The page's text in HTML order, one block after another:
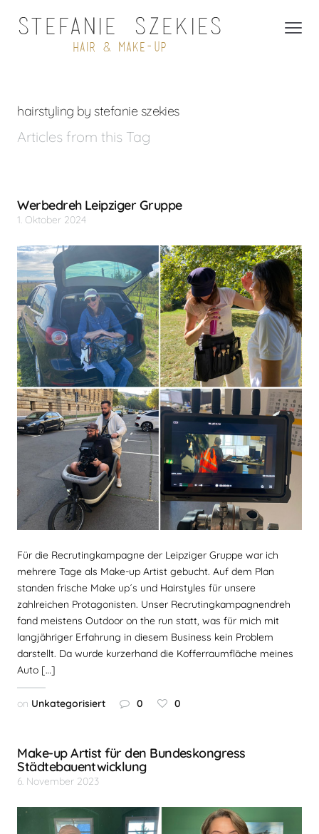
hairstyling by stefanie szekies
Articles from this Tag
Werbedreh Leipziger Gruppe
1. Oktober 2024
Für die Recrutingkampagne der Leipziger Gruppe war ich
mehrere Tage als Make-up Artist gebucht. Auf dem Plan
standen frische Make up´s und Hairstyles für unsere
zahlreichen Protagonisten. Unser Recrutingkampagnendreh
fand meistens Outdoor on the run statt, was für mich mit
langjähriger Erfahrung in diesem Business kein Problem
darstellt. Da wurde kurzerhand die Kofferraumfläche meines
Auto […]
on Unkategorisiert 0 0
Make-up Artist für den Bundeskongress
Städtebauentwicklung
6. November 2023